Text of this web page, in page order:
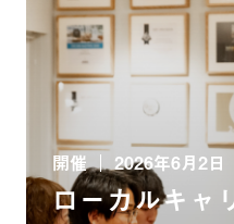
開催 2026年6月2日
ローカルキャ